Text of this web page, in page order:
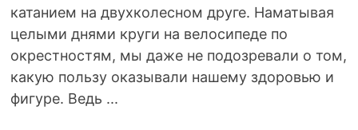
катанием на двухколесном друге. Наматывая
целыми днями круги на велосипеде по
окрестностям, мы даже не подозревали о том,
какую пользу оказывали нашему здоровью и
фигуре. Ведь ...